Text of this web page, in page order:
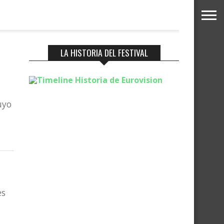
LA HISTORIA DEL FESTIVAL